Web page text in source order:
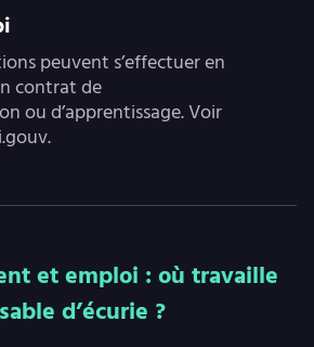
peuvent s’effectuer en
contrat de
ou d’apprentissage. Voir
et emploi : où travaille
d’écurie ?